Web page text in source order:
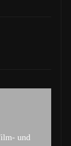
und